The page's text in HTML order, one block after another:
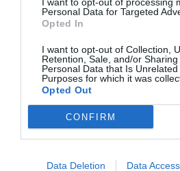
Personal Data for Targeted
Opted In
I want to opt-out of Collection,
Retention, Sale, and/or
Personal Data that Is
Purposes for which it was
Opted Out
CONFIRM
Data Deletion Data Access
protesten els
pagesos
pagesos: una
'fake news'?